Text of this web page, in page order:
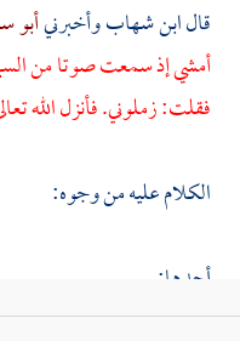
قال ابنشهابوأخبرنيأبو
أمشي إذ سمعت صوتا من
فقلت: زملوني. فأنزل الله
الكلام عليه من وجوه:
أحدها: